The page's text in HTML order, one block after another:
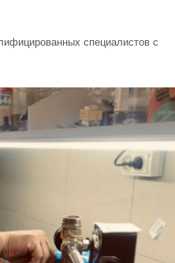
специалистов с